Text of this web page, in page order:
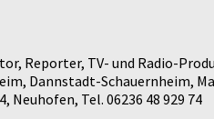
Reporter, TV- und Radio-
Dannstadt-Schauernheim,
Neuhofen, Tel. 06236 48 929 74